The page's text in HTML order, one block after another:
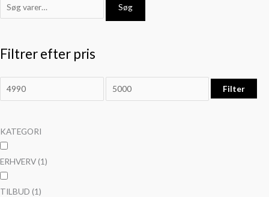
Søg
Filtrer efter pris
Filter
KATEGORI
ERHVERV(1)
TILBUD (1)